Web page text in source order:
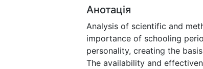
Анотація
Analysis of scientific and
importance of schooling
personality, creating the
The availability and